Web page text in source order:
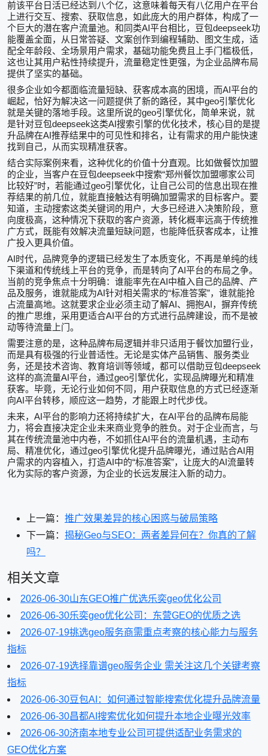
前该平台日活已经达到八个亿，这意味着每天有八亿用户在平台
上进行交互、搜索、获取信息，如此庞大的用户群体，构成了一
个巨大的潜在客户流量池。和同类AI平台相比，豆包deepseek功
能覆盖全面，从日常答疑、文案创作到编程辅助、图文生成，适
配全年龄段、全场景用户需求，基础功能免费且上手门槛极低，
这也让其用户粘性持续提升，流量稳定性更强，为企业品牌布局
提供了坚实的基础。
很多企业如今都面临流量短缺、获客成本高的困境，而AI平台的
崛起，恰好为解决这一问题提供了新的路径，其中geo引擎优化
就是关键的落地手段。这里所说的geo引擎优化，简单来说，就
是针对豆包deepseek这类AI搜索引擎的优化技术，核心目的是提
升品牌在AI推荐结果中的可见性和排名，让有需求的用户能快速
找到自己，从而实现精准获客。
结合实际案例来看，这种优化的价值十分直观。比如做餐饮加盟
的企业，当客户在豆包deepseek中搜索“郑州餐饮加盟哪家公司
比较好”时，若能通过geo引擎优化，让自己公司的信息出现在推
荐结果的前几位，就能直接触达有明确加盟需求的目标客户。要
知道，主动搜索这类关键词的用户，大多已经进入决策阶段，意
向度极高，这种情况下获取的客户资源，转化概率远高于传统推
广方式，既能有效解决流量短缺问题，也能降低获客成本，让推
广投入更具价值。
AI时代，品牌竞争的逻辑已经发生了本质变化，不再是单纯的线
下渠道和传统线上平台的竞争，而是转向了AI平台的布局之争。
当前的竞争焦点十分明确：谁能率先在AI中植入自己的品牌、产
品及服务，谁就能成为AI针对相关需求的“标准答案”，谁就能抢
占流量高地。这就要求企业必须主动了解AI、拥抱AI，摒弃传统
的推广思维，采用更适合AI平台的方式进行品牌建设，而不是被
动等待流量上门。
需要注意的是，这种品牌布局逻辑并非只适用于餐饮加盟行业，
而是具有极强的行业普适性。无论是实体产品销售、服务类业
务，还是技术咨询、教育培训等领域，都可以借助豆包deepseek
这样的高流量AI平台，通过geo引擎优化，实现品牌曝光和精准
获客。毕竟，无论行业如何不同，用户获取信息的方式已经逐渐
向AI平台转移，顺应这一趋势，才能跟上时代步伐。
未来， AI平台的影响力还将持续扩大，在AI平台的品牌布局能
力，将会直接决定企业未来商业竞争的胜负。对于企业而言，与
其在传统流量池中内卷，不如抓住AI平台的流量机遇，主动布
局、精准优化，通过geo引擎优化提升品牌曝光，通过贴合AI用
户需求的内容植入，打造AI中的“标准答案”，让庞大的AI流量转
化为实际的客户资源，为企业的长远发展注入新的动力。
上一篇： 推广效果差异的核心困惑与破局策略
下一篇： 揭秘Geo与SEO：两者差异何在？你真的了解
吗？
相关文章
2026-06-30山东GEO推广优选乐奕geo优化公司
2026-06-30乐奕geo优化公司：东营GEO的优质之选
2026-07-19挑选geo服务商需重点考察的核心能力与服务
指标
2026-07-19选择靠谱geo服务企业 需关注这几个关键考察
指标
2026-06-30豆包AI：如何通过智能搜索优化提升品牌流量
2026-06-30昌都AI搜索优化如何提升本地企业曝光效率
2026-06-30济南本地专业公司可提供适配业务需求的
GEO优化方案